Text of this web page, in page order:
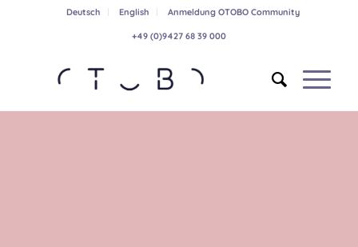
Deutsch English Anmeldung OTOBO Community
+49 (0)9427 68 39 000